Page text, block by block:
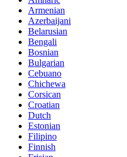
Armenian
Azerbaijani
Belarusian
Bengali
Bosnian
Bulgarian
Cebuano
Chichewa
Corsican
Croatian
Dutch
Estonian
Filipino
Finnish